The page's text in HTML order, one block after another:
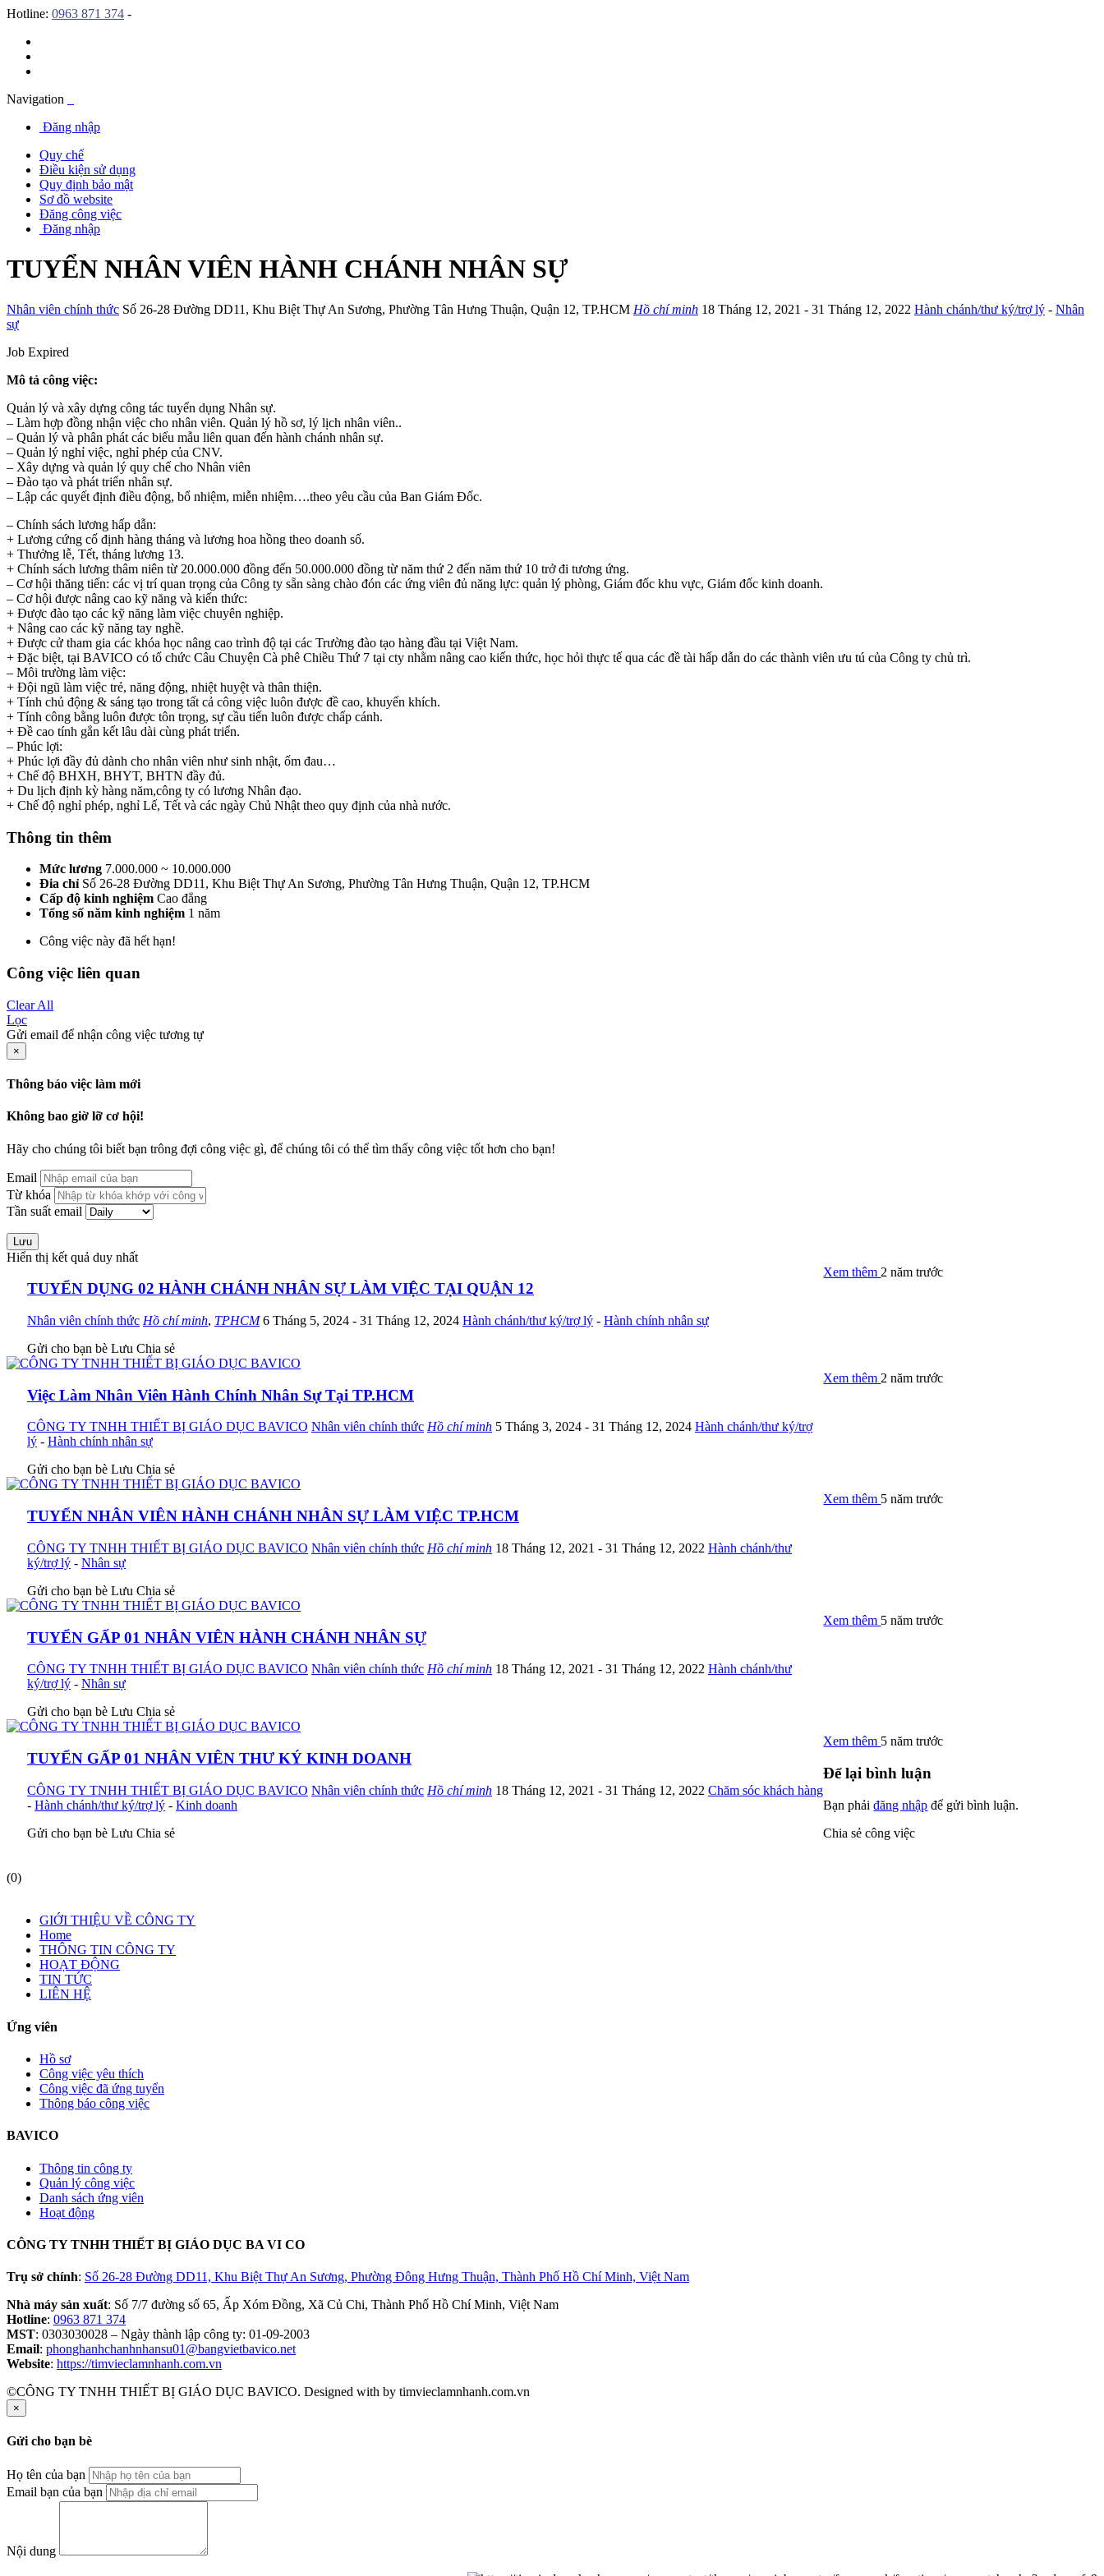
Hotline: 0963 871 374 -
Navigation
Đăng nhập
Quy chế
Điều kiện sử dụng
Quy định bảo mật
Sơ đồ website
Đăng công việc
Đăng nhập
TUYỂN NHÂN VIÊN HÀNH CHÁNH NHÂN SỰ
Nhân viên chính thức Số 26-28 Đường DD11 , Khu Biệt Thự An Sương, Phường Tân Hưng Thuận, Quận 12, TP.HCM Hồ chí minh 18 Tháng 12, 2021 - 31 Tháng 12, 2022 Hành chánh/thư ký/trợ lý - Nhân
sự
Job Expired
Mô tả công việc:
Quản lý và xây dựng công tác tuyển dụng Nhân sự.
– Làm hợp đồng nhận việc cho nhân viên. Quản lý hồ sơ, lý lịch nhân viên..
– Quản lý và phân phát các biểu mẫu liên quan đến hành chánh nhân sự.
– Quản lý nghỉ việc, nghỉ phép của CNV.
– Xây dựng và quản lý quy chế cho Nhân viên
– Đào tạo và phát triển nhân sự.
– Lập các quyết định điều động, bổ nhiệm, miễn nhiệm….theo yêu cầu của Ban Giám Đốc.
– Chính sách lương hấp dẫn:
+ Lương cứng cố định hàng tháng và lương hoa hồng theo doanh số.
+ Thưởng lễ, Tết, tháng lương 13.
+ Chính sách lương thâm niên từ 20.000.000 đồng đến 50.000.000 đồng từ năm thứ 2 đến năm thứ 10 trở đi tương ứng.
– Cơ hội thăng tiến: các vị trí quan trọng của Công ty sẵn sàng chào đón các ứng viên đủ năng lực: quản lý phòng, Giám đốc khu vực, Giám đốc kinh doanh.
– Cơ hội được nâng cao kỹ năng và kiến thức:
+ Được đào tạo các kỹ năng làm việc chuyên nghiệp.
+ Nâng cao các kỹ năng tay nghề.
+ Được cử tham gia các khóa học nâng cao trình độ tại các Trường đào tạo hàng đầu tại Việt Nam.
+ Đặc biệt, tại BAVICO có tổ chức Câu Chuyện Cà phê Chiều Thứ 7 tại cty nhằm nâng cao kiến thức, học hỏi thực tế qua các đề tài hấp dẫn do các thành viên ưu tú của Công ty chủ trì.
– Môi trường làm việc:
+ Đội ngũ làm việc trẻ, năng động, nhiệt huyệt và thân thiện.
+ Tính chủ động & sáng tạo trong tất cả công việc luôn được đề cao, khuyến khích.
+ Tính công bằng luôn được tôn trọng, sự cầu tiến luôn được chấp cánh.
+ Đề cao tính gắn kết lâu dài cùng phát triển.
– Phúc lợi:
+ Phúc lợi đầy đủ dành cho nhân viên như sinh nhật, ốm đau…
+ Chế độ BHXH, BHYT, BHTN đầy đủ.
+ Du lịch định kỳ hàng năm,công ty có lương Nhân đạo.
+ Chế độ nghỉ phép, nghỉ Lế, Tết và các ngày Chủ Nhật theo quy định của nhà nước.
Thông tin thêm
Mức lương 7.000.000 ~ 10.000.000
Đia chỉ Số 26-28 Đường DD11, Khu Biệt Thự An Sương, Phường Tân Hưng Thuận, Quận 12, TP.HCM
Cấp độ kinh nghiệm Cao đẳng
Tổng số năm kinh nghiệm 1 năm
Công việc này đã hết hạn!
Công việc liên quan
Clear All
Lọc
Gửi email để nhận công việc tương tự
×
Thông báo việc làm mới
Không bao giờ lỡ cơ hội!
Hãy cho chúng tôi biết bạn trông đợi công việc gì, để chúng tôi có thể tìm thấy công việc tốt hơn cho bạn!
Email
Từ khóa
Tần suất email
Lưu
Hiển thị kết quả duy nhất
TUYỂN DỤNG 02 HÀNH CHÁNH NHÂN SỰ LÀM VIỆC TẠI QUẬN 12
Nhân viên chính thức Hồ chí minh, TPHCM 6 Tháng 5, 2024 - 31 Tháng 12, 2024 Hành chánh/thư ký/trợ lý - Hành chính nhân sự
Gửi cho bạn bè Lưu Chia sẻ
Xem thêm 2 năm trước
Việc Làm Nhân Viên Hành Chính Nhân Sự Tại TP.HCM
CÔNG TY TNHH THIẾT BỊ GIÁO DỤC BAVICO Nhân viên chính thức Hồ chí minh 5 Tháng 3, 2024 - 31 Tháng 12, 2024 Hành chánh/thư ký/trợ
lý - Hành chính nhân sự
Gửi cho bạn bè Lưu Chia sẻ
Xem thêm 2 năm trước
TUYỂN NHÂN VIÊN HÀNH CHÁNH NHÂN SỰ LÀM VIỆC TP.HCM
CÔNG TY TNHH THIẾT BỊ GIÁO DỤC BAVICO Nhân viên chính thức Hồ chí minh 18 Tháng 12, 2021 - 31 Tháng 12, 2022 Hành chánh/thư
ký/trợ lý - Nhân sự
Gửi cho bạn bè Lưu Chia sẻ
Xem thêm 5 năm trước
TUYỂN GẤP 01 NHÂN VIÊN HÀNH CHÁNH NHÂN SỰ
CÔNG TY TNHH THIẾT BỊ GIÁO DỤC BAVICO Nhân viên chính thức Hồ chí minh 18 Tháng 12, 2021 - 31 Tháng 12, 2022 Hành chánh/thư
ký/trợ lý - Nhân sự
Gửi cho bạn bè Lưu Chia sẻ
Xem thêm 5 năm trước
TUYỂN GẤP 01 NHÂN VIÊN THƯ KÝ KINH DOANH
CÔNG TY TNHH THIẾT BỊ GIÁO DỤC BAVICO Nhân viên chính thức Hồ chí minh 18 Tháng 12, 2021 - 31 Tháng 12, 2022 Chăm sóc khách hàng
- Hành chánh/thư ký/trợ lý - Kinh doanh
Gửi cho bạn bè Lưu Chia sẻ
Xem thêm 5 năm trước
Để lại bình luận
Bạn phảiđăng nhập để gửi bình luận.
Chia sẻ công việc
(0)
GIỚI THIỆU VỀ CÔNG TY
Home
THÔNG TIN CÔNG TY
HOẠT ĐỘNG
TIN TỨC
LIÊN HỆ
Ứng viên
Hồ sơ
Công việc yêu thích
Công việc đã ứng tuyển
Thông báo công việc
BAVICO
Thông tin công ty
Quản lý công việc
Danh sách ứng viên
Hoạt động
CÔNG TY TNHH THIẾT BỊ GIÁO DỤC BA VI CO
Trụ sở chính: Số 26-28 Đường DD11, Khu Biệt Thự An Sương, Phường Đông Hưng Thuận, Thành Phố Hồ Chí Minh, Việt Nam
Nhà máy sản xuất: Số 7/7 đường số 65, Ấp Xóm Đồng, Xã Củ Chi, Thành Phố Hồ Chí Minh, Việt Nam
Hotline: 0963 871 374
MST: 0303030028 – Ngày thành lập công ty: 01-09-2003
Email: phonghanhchanhnhansu01@bangvietbavico.net
Website: https://timvieclamnhanh.com.vn
©CÔNG TY TNHH THIẾT BỊ GIÁO DỤC BAVICO. Designed with by timvieclamnhanh.com.vn
×
Gửi cho bạn bè
Họ tên của bạn
Email bạn của bạn
Nội dung